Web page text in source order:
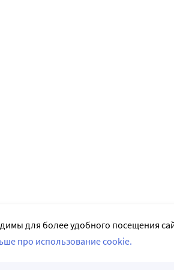
для более удобного посещения
про использование cookie.